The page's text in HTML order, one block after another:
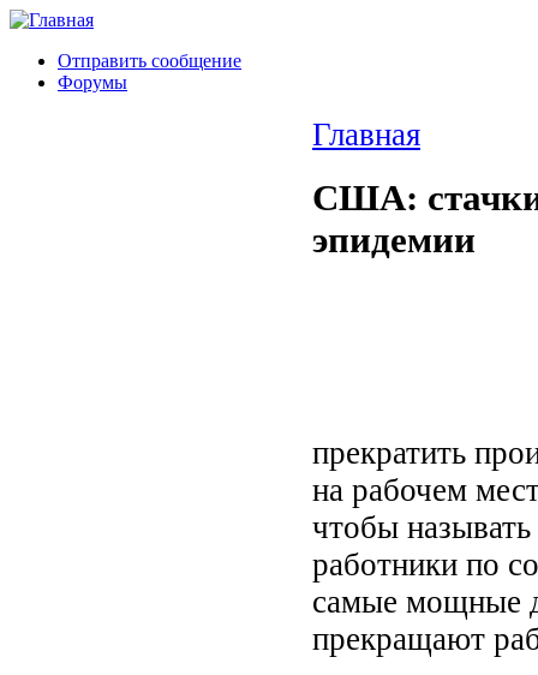
Отправить сообщение
Форумы
Главная
США: стачки
эпидемии
прекратить
на рабочем
чтобы
работники по
самые мощные
прекращают